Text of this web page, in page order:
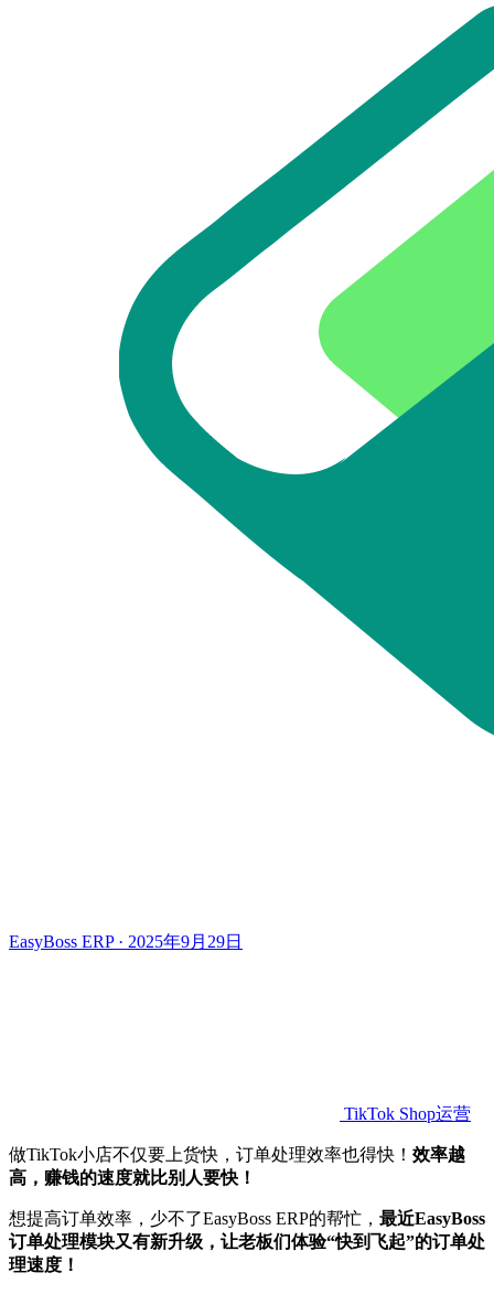
EasyBoss ERP · 2025年9月29日
TikTok Shop运营
做TikTok小店不仅要上货快，订单处理效率也得快！ 效率越
高，赚钱的速度就比别人要快！
想提高订单效率，少不了EasyBoss ERP的帮忙， 最近EasyBoss
订单处理模块又有新升级，让老板们体验“快到飞起”的订单处
理速度！